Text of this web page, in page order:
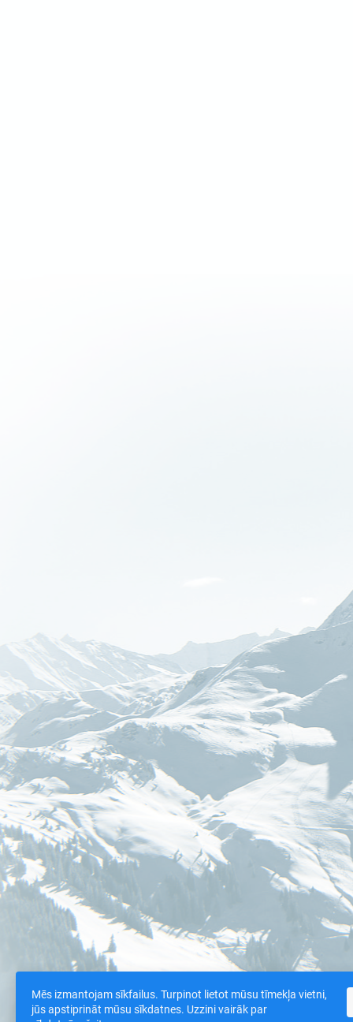
Mēs izmantojam sīkfailus. Turpinot lietot mūsu tīmekļa vietni,
jūs apstiprināt mūsu sīkdatnes. Uzzini vairāk par